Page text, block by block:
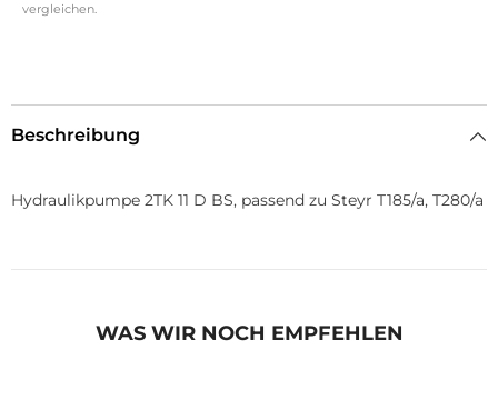
vergleichen.
Beschreibung
Hydraulikpumpe 2TK 11 D BS, passend zu Steyr T185/a, T280/a
WAS WIR NOCH EMPFEHLEN